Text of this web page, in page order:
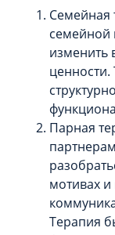
Семейная
семейной
изменить
Парная
мотивах
Терапия